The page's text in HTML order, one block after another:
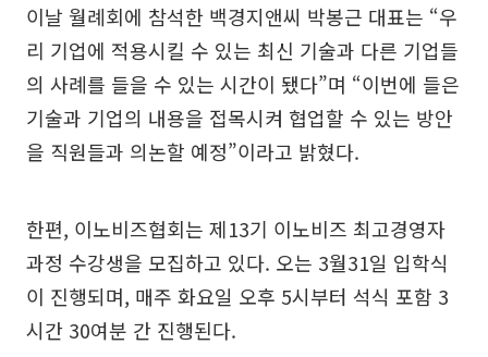
이날 월례회에 참석한 백경지앤씨 박봉근 대표는 “우
리 기업에 적용시킬 수 있는 최신 기술과 다른 기업들
의 사례를 들을 수 있는 시간이 됐다”며 “이번에 들은
기술과 기업의 내용을 접목시켜 협업할 수 있는 방안
을 직원들과 의논할 예정”이라고 밝혔다.
한편, 이노비즈협회는 제13기 이노비즈 최고경영자
과정 수강생을 모집하고 있다. 오는 3월31일 입학식
이 진행되며, 매주 화요일 오후 5시부터 석식 포함 3
시간 30여분 간 진행된다.